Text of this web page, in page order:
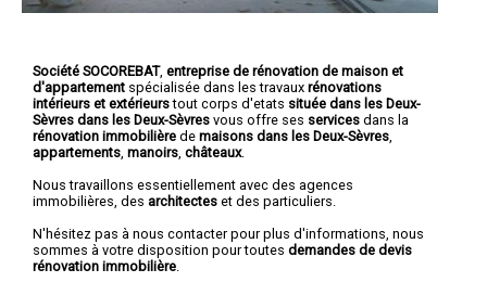
Société SOCOREBAT, entreprise de rénovation de maison et
d'appartement spécialisée dans les travaux rénovations
intérieurs et extérieurstout corps d'etats située dans les Deux-
Sèvres dans les Deux-Sèvres vous offre ses services dans la
rénovation immobilière de maisons dans les Deux-Sèvres
appartements manoirs châteaux.
Nous travaillons essentiellement avec des agences
immobilières, des architectes et des particuliers.
N'hésitez pas à nous contacter pour plus d'informations, nous
sommes à votre disposition pour toutes demandes de devis
rénovation immobilière